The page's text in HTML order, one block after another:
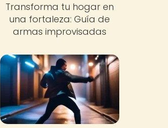
Transforma tu hogar en
una fortaleza: Guía de
armas improvisadas